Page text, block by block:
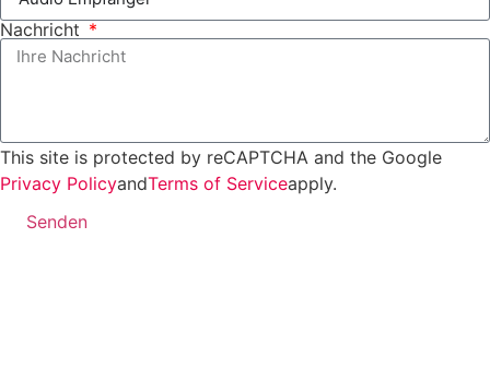
Nachricht
This site is protected by reCAPTCHA and the Google
Privacy PolicyandTerms of Serviceapply.
Senden